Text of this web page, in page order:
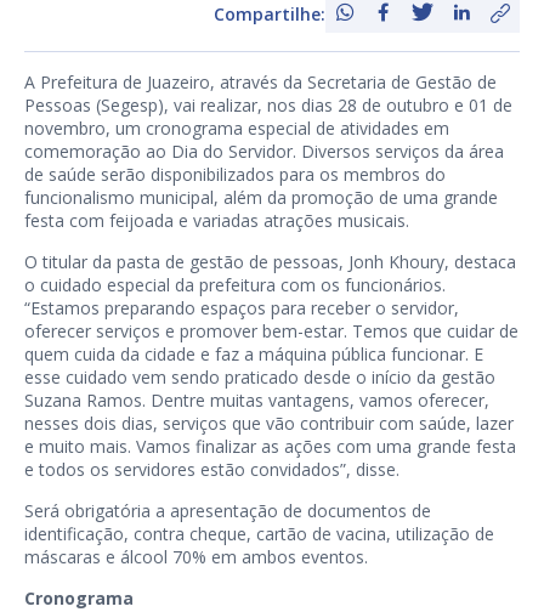
Compartilhe:
A Prefeitura de Juazeiro, através da Secretaria de Gestão de
Pessoas (Segesp), vai realizar, nos dias 28 de outubro e 01 de
novembro, um cronograma especial de atividades em
comemoração ao Dia do Servidor. Diversos serviços da área
de saúde serão disponibilizados para os membros do
funcionalismo municipal, além da promoção de uma grande
festa com feijoada e variadas atrações musicais.
O titular da pasta de gestão de pessoas, Jonh Khoury, destaca
o cuidado especial da prefeitura com os funcionários.
“Estamos preparando espaços para receber o servidor,
oferecer serviços e promover bem-estar. Temos que cuidar de
quem cuida da cidade e faz a máquina pública funcionar. E
esse cuidado vem sendo praticado desde o início da gestão
Suzana Ramos. Dentre muitas vantagens, vamos oferecer,
nesses dois dias, serviços que vão contribuir com saúde, lazer
e muito mais. Vamos finalizar as ações com uma grande festa
e todos os servidores estão convidados”, disse.
Será obrigatória a apresentação de documentos de
identificação, contra cheque, cartão de vacina, utilização de
máscaras e álcool 70% em ambos eventos.
Cronograma